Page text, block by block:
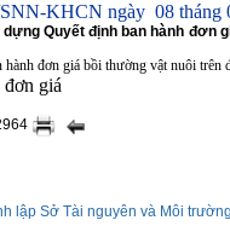
KHCN ngày 08 tháng
dựngQuyết định ban hành đơn
hành đơn giá bồi thường vật nuôi
giá
lập Sở Tài nguyên và Môi